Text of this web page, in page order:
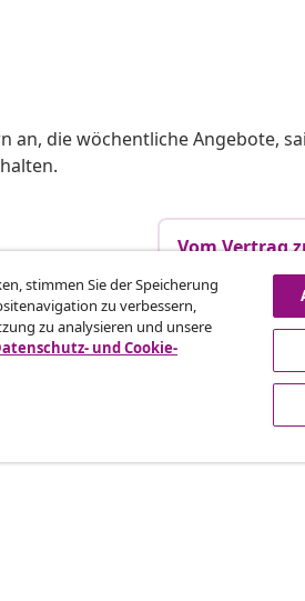
an, die wöchentliche Angebote,
ein.
Vom Vertrag
Business
stimmen Sie der Speicherung
zu verbessern,
zu analysieren und unsere
und Cookie-